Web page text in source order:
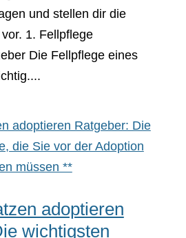
und stellen dir die
1. Fellpflege
Die Fellpflege eines
adoptieren
wichtigsten